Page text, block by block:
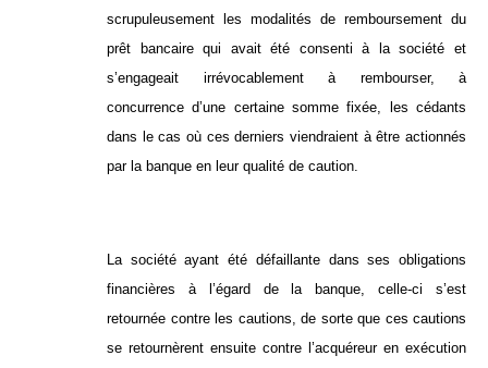
scrupuleusement les modalités de remboursement du
prêt bancaire qui avait été consenti à la société et
s’engageait irrévocablement à rembourser, à
concurrence d’une certaine somme fixée, les cédants
dans le cas où ces derniers viendraient à être actionnés
par la banque en leur qualité de caution.
La société ayant été défaillante dans ses obligations
financières à l’égard de la banque, celle-ci s’est
retournée contre les cautions, de sorte que ces cautions
se retournèrent ensuite contre l’acquéreur en exécution